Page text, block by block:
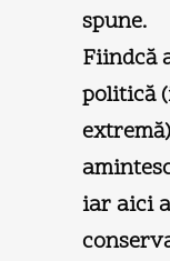
spune.
Fiindcă
politică
iar aici